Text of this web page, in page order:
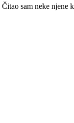
sam neke njene